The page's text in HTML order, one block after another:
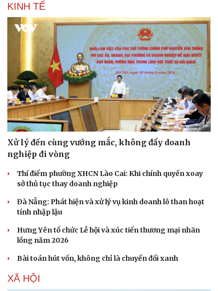
Du lịch
Tư vấn
Săn Tour
check-in
Podcast
Câu chuyện thời sự
Kể chuyện cho bé
KINH TẾ
Xử lý đến cùng vướng mắc, không đẩy doanh
nghiệp đi vòng
Thí điểm phường XHCN Lào Cai: Khi chính quyền xoay
sở thủ tục thay doanh nghiệp
Đà Nẵng: Phát hiện và xử lý vụ kinh doanh lô than hoạt
tính nhập lậu
Hưng Yên tổ chức Lễ hội và xúc tiến thương mại nhãn
lồng năm 2026
Bài toán hút vốn, không chỉ là chuyển đổi xanh
XÃ HỘI